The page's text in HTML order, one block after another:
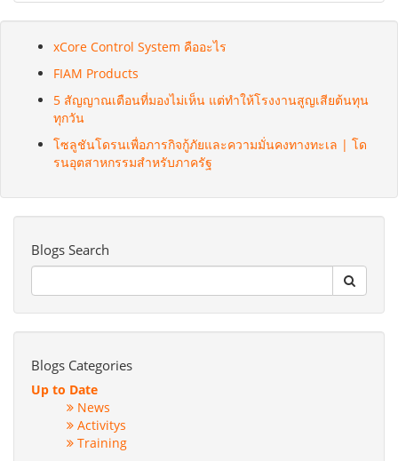
xCore Control System คืออะไร
FIAM Products
5 สัญญาณเตือนที่มองไม่เห็น แต่ทำให้โรงงานสูญเสียต้นทุน
ทุกวัน
โซลูชันโดรนเพื่อภารกิจกู้ภัยและความมั่นคงทางทะเล | โด
รนอุตสาหกรรมสำหรับภาครัฐ
Blogs Search
Blogs Categories
Up to Date
News
Activitys
Training